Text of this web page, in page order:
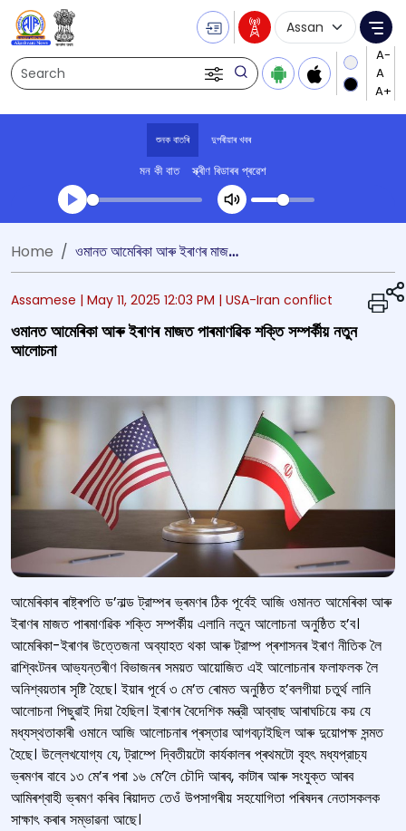
Search
Language
শুনক বাতৰি দুপৰীয়াৰ খবৰ
মন কী বাত স্ক্ৰীণ ৰিডাৰৰ প্ৰৱেশ
Transcript summary
খেলা অডিঅ' দুপৰীয়াৰ খবৰ
Home ওমানত আমেৰিকা আৰু ইৰাণৰ মাজত পাৰমাণৱিক শক্তি সম্পর্কীয় নতুন আলোচনা
Assamese | May 11, 2025 12:03 PM | USA-Iran conflict
ওমানত আমেৰিকা আৰু ইৰাণৰ মাজত পাৰমাণৱিক শক্তি সম্পর্কীয় নতুন
আলোচনা
আমেৰিকাৰ ৰাষ্ট্ৰপতি ড’নাল্ড ট্রাম্পৰ ভ্ৰমণৰ ঠিক পূৰ্বেই আজি ওমানত আমেৰিকা আৰু
ইৰাণৰ মাজত পাৰমাণৱিক শক্তি সম্পর্কীয় এলানি নতুন আলোচনা অনুষ্ঠিত হ’ব।
আমেৰিকা-ইৰাণৰ উত্তেজনা অব্যাহত থকা আৰু ট্রাম্প প্ৰশাসনৰ ইৰাণ নীতিক লৈ
ৱাশ্বিংটনৰ আভ্যন্তৰীণ বিভাজনৰ সময়ত আয়োজিত এই আলোচনাৰ ফলাফলক লৈ
অনিশ্বয়তাৰ সৃষ্টি হৈছে। ইয়াৰ পূৰ্বে ৩ মে’ত ৰোমত অনুষ্ঠিত হ’বলগীয়া চতুর্থ লানি
আলোচনা পিছুৱাই দিয়া হৈছিল। ইৰাণৰ বৈদেশিক মন্ত্রী আব্বাছ আৰাঘচিয়ে কয় যে
মধ্যস্থতাকাৰী ওমানে আজি আলোচনাৰ প্ৰস্তাৱ আগবঢ়াইছিল আৰু দুয়োপক্ষ সন্মত
হৈছে। উল্লেখযোগ্য যে, ট্রাম্পে দ্বিতীয়টো কাৰ্যকালৰ প্ৰথমটো বৃহৎ মধ্যপ্রাচ্য
ভ্ৰমণৰ বাবে ১৩ মে’ৰ পৰা ১৬ মে’লৈ চৌদি আৰব, কাটাৰ আৰু সংযুক্ত আৰব
আমিৰশ্বাহী ভ্ৰমণ কৰিব ৰিয়াদত তেওঁ উপসাগৰীয় সহযোগিতা পৰিষদৰ নেতাসকলক
সাক্ষাৎ কৰাৰ সম্ভাৱনা আছে।